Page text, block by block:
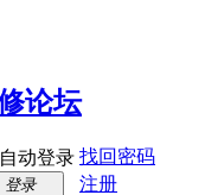
自动登录 找回密码
登录 注册